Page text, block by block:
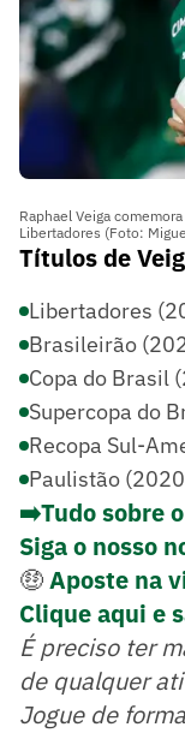
Raphael Veiga
Libertadores (Foto:
Títulos de
Libertadores
Brasileirão
Copa do Brasil
Supercopa do
Recopa Sul-
Paulistão
➡️Tudo sobre
Siga o nosso
🤑Aposte na
Clique aqui e
É preciso ter
de qualquer
Jogue de